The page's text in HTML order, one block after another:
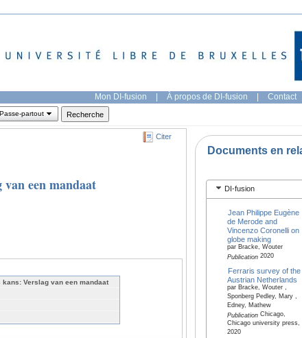
Mon DI-fusion | À propos de DI-fusion | Contact
Passe-partout
Citer
van een mandaat
Verslag van een mandaat
Documents en
DI-fusion
Jean Philippe Eugène
de Merode and
Vincenzo Coronelli on
globe making
par Bracke, Wouter
Publication2020
Ferraris survey of the
Austrian Netherlands
par Bracke, Wouter ,
Sponberg Pedley, Mary ,
Edney, Mathew
PublicationChicago,
Chicago university press,
2020